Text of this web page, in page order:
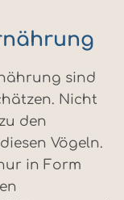
sind
Nicht
den
Vögeln.
in Form